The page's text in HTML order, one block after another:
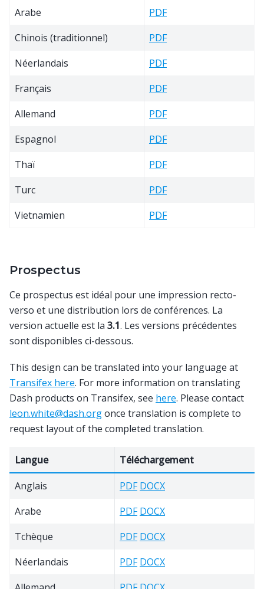
Arabe
PDF
Chinois (traditionnel)
PDF
Néerlandais
PDF
Français
PDF
Allemand
PDF
Espagnol
PDF
Thaï
PDF
Turc
PDF
Vietnamien
PDF
Prospectus
Ce prospectus est idéal pour une impression recto-
verso et une distribution lors de conférences. La
version actuelle est la 3.1. Les versions précédentes
sont disponibles ci-dessous.
This design can be translated into your language at
Transifex here. For more information on translating
Dash products on Transifex, see here. Please contact
leon.white@dash.orgonce translation is complete to
request layout of the completed translation.
Langue
Téléchargement
Anglais
PDF DOCX
Arabe
PDF DOCX
Tchèque
PDF DOCX
Néerlandais
PDF DOCX